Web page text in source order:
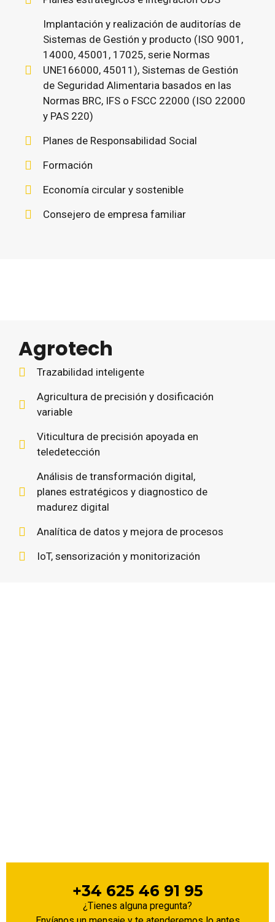
Implantación y realización de auditorías de
Sistemas de Gestión y producto (ISO 9001,
14000, 45001, 17025, serie Normas
UNE166000, 45011), Sistemas de Gestión
de Seguridad Alimentaria basados en las
Normas BRC, IFS o FSCC 22000 (ISO 22000
y PAS 220)
Planes de Responsabilidad Social
Formación
Economía circular y sostenible
Consejero de empresa familiar
Agrotech
Trazabilidad inteligente
Agricultura de precisión y dosificación
variable
Viticultura de precisión apoyada en
teledetección
Análisis de transformación digital,
planes estratégicos y diagnostico de
madurez digital
Analítica de datos y mejora de procesos
IoT, sensorización y monitorización
+34 625 46 91 95
¿Tienes alguna pregunta?